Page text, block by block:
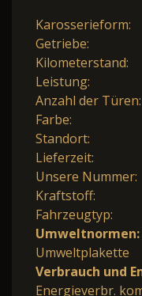
Karosserieform:
Getriebe:
Kilometerstand:
Leistung:
Anzahl der Türen:
Farbe:
Standort:
Lieferzeit:
Unsere Nummer:
Kraftstoff:
Fahrzeugtyp:
Umweltnormen:
Umweltplakette
Verbrauch und
Energieverbr.